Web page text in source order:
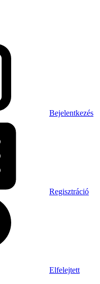
Bejelentkezés
Regisztráció
Elfelejtett